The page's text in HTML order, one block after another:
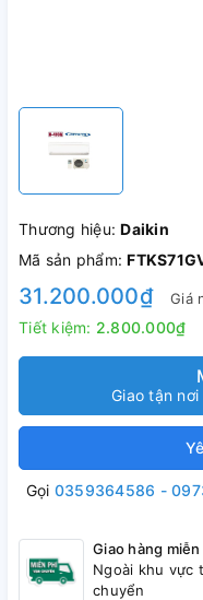
Thương hiệu:Daikin
Mã sản phẩm:
31.200.000₫ Giá
Tiết kiệm: 2.800.000₫
Giao tận
Gọi 0359364586 -
Giao hàng
Ngoài khu vực
chuyển